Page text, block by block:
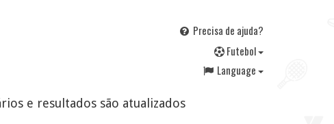
Precisa de ajuda?
Futebol
Language
e resultados são atualizados